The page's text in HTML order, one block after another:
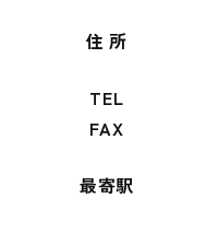
住 所
TEL
FAX
最寄駅